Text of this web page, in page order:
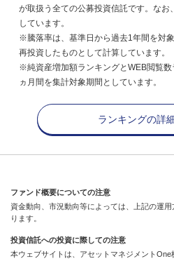
が取扱う全ての公募投資信託です。な
しています。
※騰落率は、基準日から過去1年間を対
再投資したものとして計算しています。
※純資産増加額ランキングとWEB閲覧
ヵ月間を集計対象期間としています。
ランキングの詳
ファンド概要についての注意
資金動向、市況動向等によっては、上記の運
ります。
投資信託への投資に際しての注意
本ウェブサイトは、アセットマネジメント